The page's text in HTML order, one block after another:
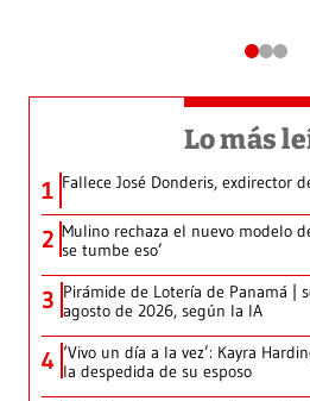
Lo más
1 Fallece José Donderis, exdirector
2 Mulino rechaza el nuevo modelo
se tumbe eso’
3 Pirámide de Lotería de Panamá |
agosto de 2026, según la IA
4 ‘Vivo un día a la vez’: Kayra
la despedida de su esposo